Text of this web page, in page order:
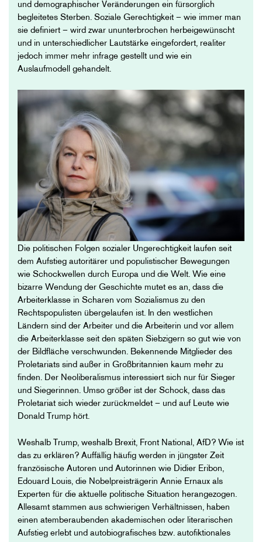
und demographischer Veränderungen ein fürsorglich
begleitetes Sterben. Soziale Gerechtigkeit – wie immer man
sie definiert – wird zwar ununterbrochen herbeigewünscht
und in unterschiedlicher Lautstärke eingefordert, realiter
jedoch immer mehr infrage gestellt und wie ein
Auslaufmodell gehandelt.
Die politischen Folgen sozialer Ungerechtigkeit laufen seit
dem Aufstieg autoritärer und populistischer Bewegungen
wie Schockwellen durch Europa und die Welt. Wie eine
bizarre Wendung der Geschichte mutet es an, dass die
Arbeiterklasse in Scharen vom Sozialismus zu den
Rechtspopulisten übergelaufen ist. In den westlichen
Ländern sind der Arbeiter und die Arbeiterin und vor allem
die Arbeiterklasse seit den späten Siebzigern so gut wie von
der Bildfläche verschwunden. Bekennende Mitglieder des
Proletariats sind außer in Großbritannien kaum mehr zu
finden. Der Neoliberalismus interessiert sich nur für Sieger
und Siegerinnen. Umso größer ist der Schock, dass das
Proletariat sich wieder zurückmeldet – und auf Leute wie
Donald Trump hört.
Weshalb Trump, weshalb Brexit, Front National, AfD? Wie ist
das zu erklären? Auffällig häufig werden in jüngster Zeit
französische Autoren und Autorinnen wie Didier Eribon,
Edouard Louis, die Nobelpreisträgerin Annie Ernaux als
Experten für die aktuelle politische Situation herangezogen.
Allesamt stammen aus schwierigen Verhältnissen, haben
einen atemberaubenden akademischen oder literarischen
Aufstieg erlebt und autobiografisches bzw. autofiktionales